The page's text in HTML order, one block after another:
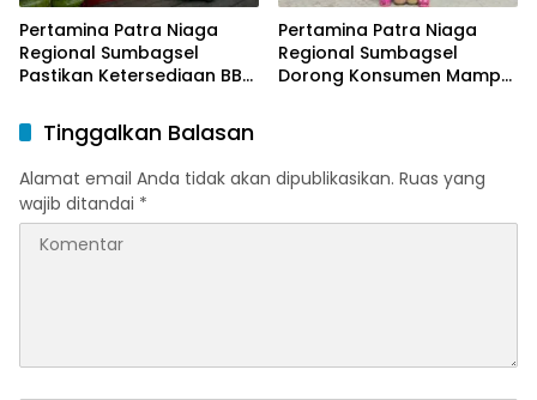
Pertamina Patra Niaga
Regional Sumbagsel
Pastikan Ketersediaan BBM
Ramadan dan Menjelang
Idulfitri
Pertamina Patra Niaga
Regional Sumbagsel
Dorong Konsumen Mampu
Tinggalkan Balasan
Alamat email Anda tidak akan dipublikasikan. Ruas yang
wajib ditandai *